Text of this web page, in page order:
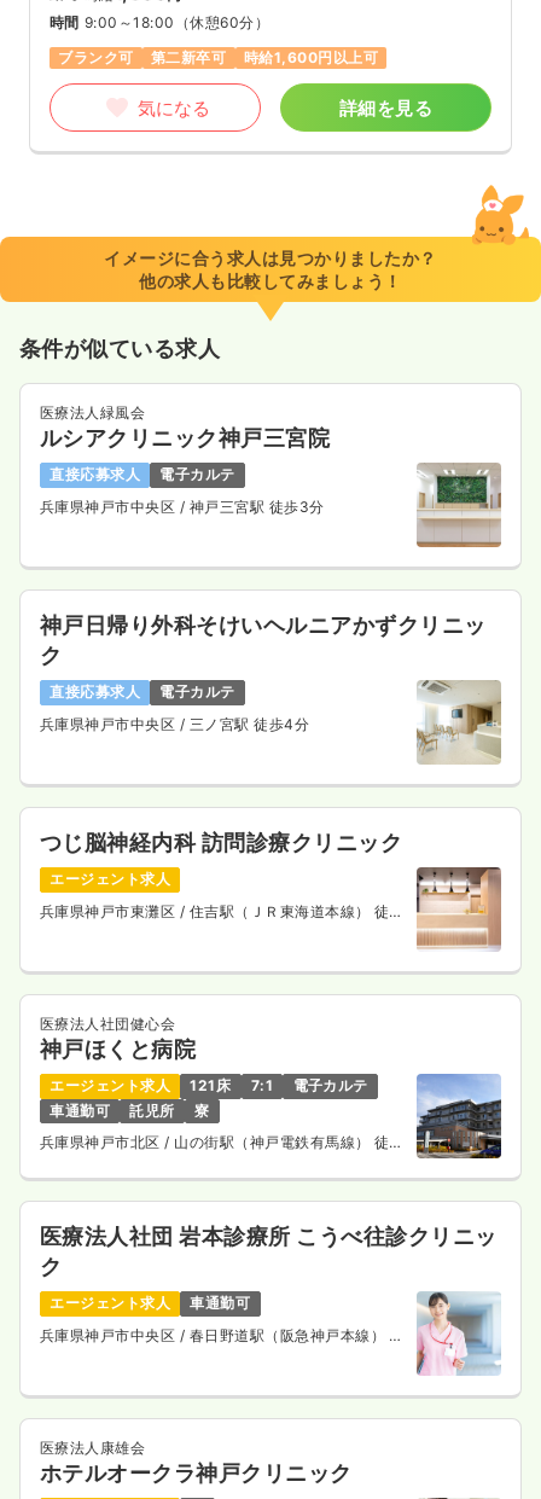
時間 9:00～18:00 （休憩60分）
ブランク可
第二新卒可 時給1,600円以上可
気になる 詳細を見る
イメージに合う求人は見つかりましたか？
他の求人も比較してみましょう！
条件が似ている求人
医療法人緑風会
ルシアクリニック神戸三宮院
直接応募求人
電子カルテ
兵庫県神戸市中央区 / 神戸三宮駅 徒歩3分
神戸日帰り外科そけいヘルニアかずクリニッ
ク
直接応募求人
電子カルテ
兵庫県神戸市中央区 / 三ノ宮駅 徒歩4分
つじ脳神経内科 訪問診療クリニック
エージェント求人
兵庫県神戸市東灘区 / 住吉駅（ＪＲ東海道本線） 徒歩
医療法人社団健心会
神戸ほくと病院
エージェント求人 121床 7:1
電子カルテ
車通勤可
託児所
寮
兵庫県神戸市北区 / 山の街駅（神戸電鉄有馬線） 徒歩
医療法人社団 岩本診療所 こうべ往診クリニッ
ク
エージェント求人
車通勤可
兵庫県神戸市中央区 / 春日野道駅（阪急神戸本線） 徒
医療法人康雄会
ホテルオークラ神戸クリニック